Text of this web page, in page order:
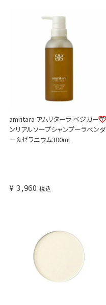
amritara アムリターラ ベジガーデ
ンリアルソープシャンプーラベンダ
ー＆ゼラニウム300mL
¥ 3,960 税込